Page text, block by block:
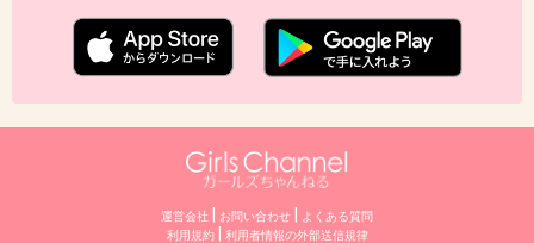
運営会社 お問い合わせ
よくある質問
利用規約| 利⽤者情報の外部送信規律